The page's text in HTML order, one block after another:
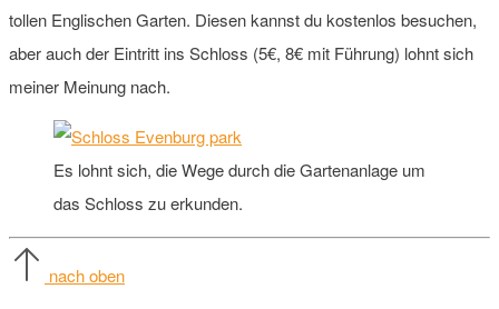
tollen Englischen Garten. Diesen kannst du kostenlos besuchen,
aber auch der Eintritt ins Schloss (5€, 8€ mit Führung) lohnt sich
meiner Meinung nach.
Es lohnt sich, die Wege durch die Gartenanlage um
das Schloss zu erkunden.
nach oben